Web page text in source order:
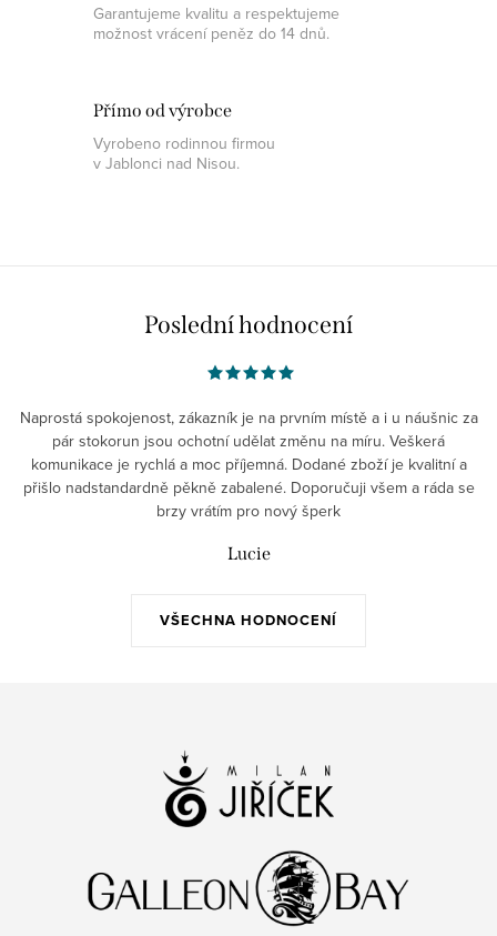
Garantujeme kvalitu a respektujeme
možnost vrácení peněz do 14 dnů.
Přímo od výrobce
Vyrobeno rodinnou firmou
v Jablonci nad Nisou.
Poslední hodnocení
VŠECHNA HODNOCENÍ
Naprostá spokojenost, zákazník je na prvním místě a i u náušnic za
pár stokorun jsou ochotní udělat změnu na míru. Veškerá
komunikace je rychlá a moc příjemná. Dodané zboží je kvalitní a
přišlo nadstandardně pěkně zabalené. Doporučuji všem a ráda se
brzy vrátím pro nový šperk
Lucie